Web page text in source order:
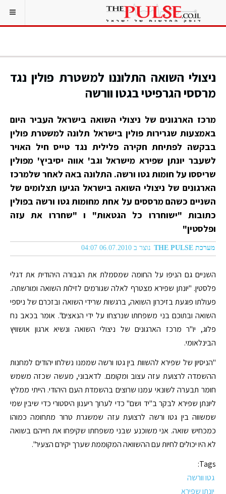
ניצולי השואה התלוננו למשטרת פולין נגד
מרססי הגרפיטי בגטו וורשה
מרכז הארגונים של ניצולי השואה בישראל העביר היום
באמצעות שגרירות פולין בישראל תלונה למשטרת פולין
בבקשה לפתיחת חקירה פלילית נגד טייס חיל האויר
לשעבר יונתן שפירא מישראל וגב' אווה יסיביץ' מפולין
שריססו על חומות גטו ורשה. התלונה באה לאחר שלמרכז
הארגונים של ניצולי השואה בישראל הגיעו תצלומים של
השניים כשהם מרססים על אחת מחומות גטו ורשה בפולין
כתובות "ישוחררו כל הגטאות" ו "שחררו את עזה
ופלסטין"
מערכת THE PULSE נוצר ב 06.07.2010 04:07
השניים גם הניפו על החומה שמסמלת את הגבורה היהודית את דגלי
פלסטין. "יונתן שפירא מצטרף לאלה שגורמים לזילות השואה ומורשתה.
פעולתו פוגעת בזיכרון השואה, ברגשות שרידי השואה ובזכרם של ניספי
השואה ובתוכם בני משפחתו שנרצחו על ידי הנאצים". אומר בכאב נח
פלוג, יו"ר מרכז הארגונים של ניצולי השואה ונשיא ארגון אושוויץ
הבינלאומי.
"הניסיון של שפירא להשוות בין גטו ורשה שממנו נשלחו יהודים למחנות
ההשמדה לרצועת עזה עצוב ומקומם. לדאבוני, מעשה שכזה משמש
חומר תבערה לשונאי עמנו שרוצים בהשמדת העם היהודי. הייתי ממליץ
ליונתן שפירא לבקר ב"יד ושם" כדי לערוך ריענון היסטורי כדי שיבין שמי
שמשווה בין גטו ורשה לרצועת עזה שמשגרת טרור מתחומה כמוהו
כמכחיש שואה. אני משוכנע שבני משפחתו שקיפחו את חייהם בשואה
לא היו יכולים לחיות עם ההשוואה המקוממת שערך יקירם הצעיר".
Tags:
גטו וורשה
יונתן שפירא